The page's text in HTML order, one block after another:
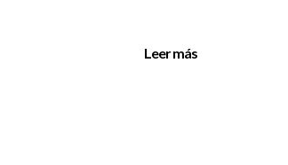
Leer más